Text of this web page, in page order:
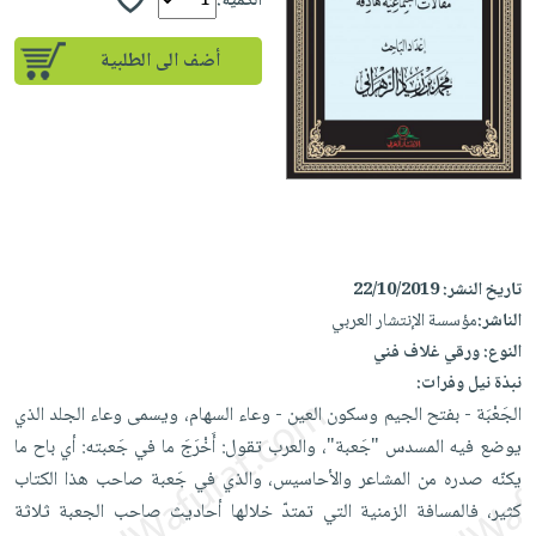
أكاديمية
صندوق
القراءة
iKitab
أسئلة
يتكرر
iKitab
على
Android
تحميل
iKitab
على
Apple
أسئلة
تحميل
masmu3
على
masmu3
على
Apple
المواضيع
الأكثر
إختياراتنا
وسائل
القراءة
جوائز
تعليمية
الصحة
والعناية
الشخصية
جديد
أجهزة
العناية
الشخصية
العناية
وتصفيف
الشعر
العناية
بالجسم
المطبخ
والسفرة
جديد
الكل
أواني
الطهي
أدوات
متجر
الهدايا
أقسام
أضف الى الطلبية
تاريخ النشر:22/10/2019
الناشر:مؤسسة الإنتشار العربي
النوع:ورقي غلاف فني
نبذة نيل وفرات:
الجَعْبَة - بفتح الجيم وسكون العين - وعاء السهام، ويسمى وعاء الجلد الذي
يوضع فيه المسدس "جَعبة"، والعرب تقول: أَخْرَجَ ما في جَعبته: أي باح ما
يكنّه صدره من المشاعر والأحاسيس، والذي في جَعبة صاحب هذا الكتاب
كثير، فالمسافة الزمنية التي تمتدّ خلالها أحاديث صاحب الجعبة ثلاثة